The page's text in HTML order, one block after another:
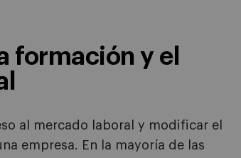
formación y el
al mercado laboral y modificar el
empresa. En la mayoría de las